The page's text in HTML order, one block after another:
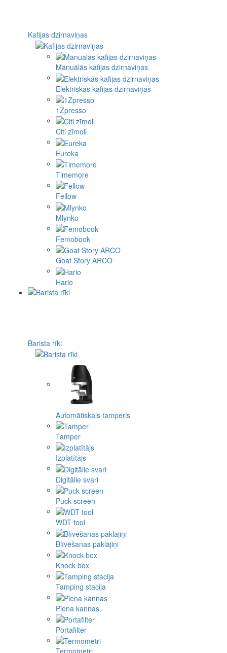
Kafijas dzirnaviņas
Manuālās kafijas dzirnaviņas
Elektriskās kafijas dzirnaviņas
1Zpresso
Citi zīmoli
Eureka
Timemore
Fellow
Mlynko
Femobook
Goat Story ARCO
Hario
Barista rīki
Automātiskais tamperis
Tamper
Izplatītājs
Digitālie svari
Puck screen
WDT tool
Blīvēšanas paklājiņi
Knock box
Tamping stacija
Piena kannas
Portafilter